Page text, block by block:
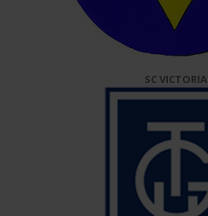
SC VICTORIA